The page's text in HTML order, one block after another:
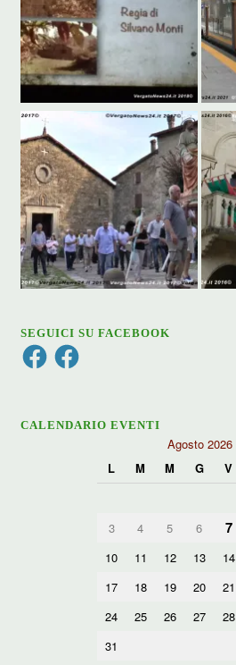
SEGUICI SU FACEBOOK
FacebookFacebook
CALENDARIO EVENTI
Agosto 2026
L
M M G V
3
4 5 6 7
10
11 12 13 14
17
18 19 20 21
24
25 26 27 28
31